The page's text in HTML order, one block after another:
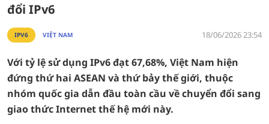
đổi IPv6
IPV6 VIỆT NAM 18/06/2026 23:54
Với tỷ lệ sử dụng IPv6 đạt 67,68%, Việt Nam hiện
đứng thứ hai ASEAN và thứ bảy thế giới, thuộc
nhóm quốc gia dẫn đầu toàn cầu về chuyển đổi sang
giao thức Internet thế hệ mới này.